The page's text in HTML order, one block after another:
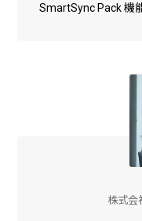
SmartSync Pack 機
株式会